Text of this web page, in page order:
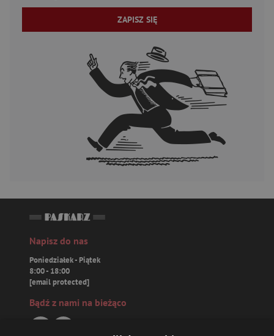
ZAPISZ SIĘ
Napisz do nas
Poniedziałek - Piątek
8:00 - 18:00
[email protected]
Bądź z nami na bieżąco